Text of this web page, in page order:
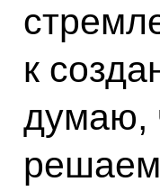
к
думаю,